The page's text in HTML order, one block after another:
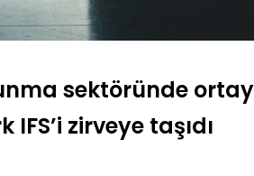
sektöründe
IFS’i zirveye taşıdı